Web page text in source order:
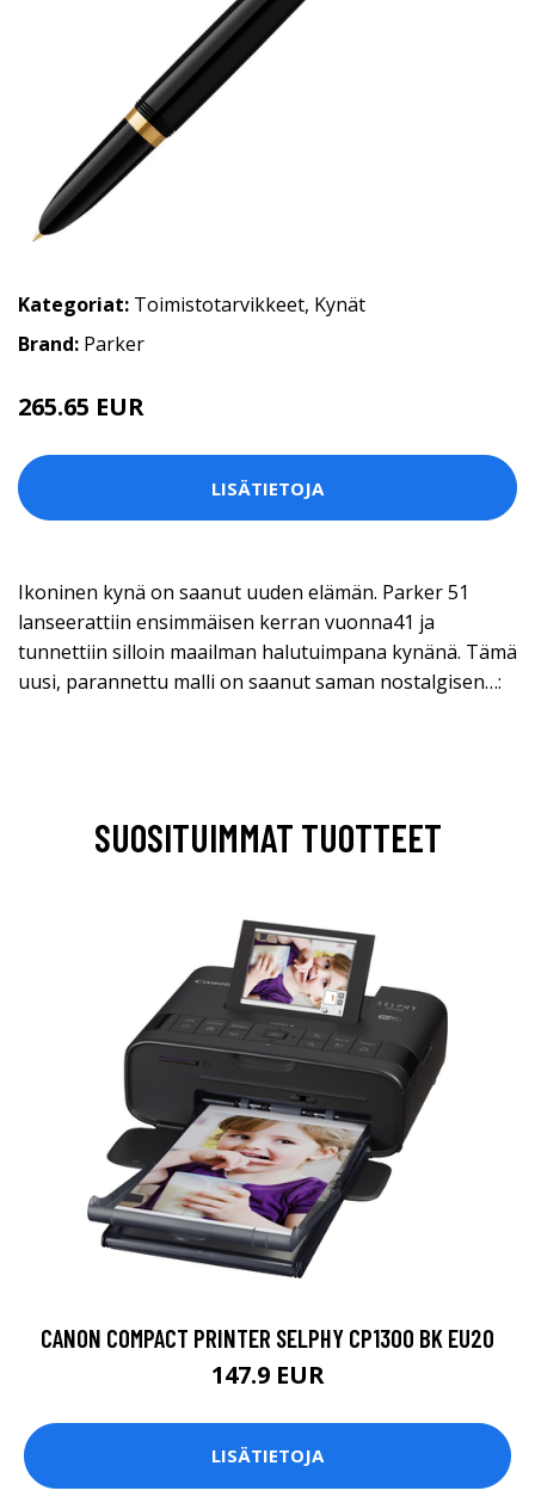
Kategoriat: Toimistotarvikkeet, Kynät
Brand: Parker
265.65 EUR
LISÄTIETOJA
Ikoninen kynä on saanut uuden elämän. Parker 51
lanseerattiin ensimmäisen kerran vuonna41 ja
tunnettiin silloin maailman halutuimpana kynänä. Tämä
uusi, parannettu malli on saanut saman nostalgisen…:
SUOSITUIMMAT TUOTTEET
CANON COMPACT PRINTER SELPHY CP1300 BK EU20
147.9 EUR
LISÄTIETOJA